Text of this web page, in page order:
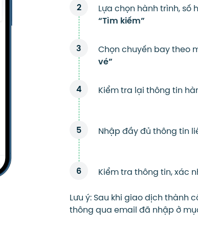
2
Lựa chọn hành trình,
“Tìm kiếm”
3
Chọn chuyến bay theo
vé”
4
Kiểm tra lại thông tin
5 Nhập đầy đủ thông tin
6
Kiểm tra thông tin, xác
Lưu ý: Sau khi giao dịch thành
thông qua email đã nhập ở